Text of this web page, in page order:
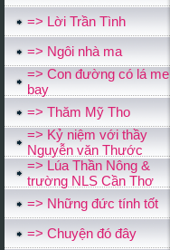
=> Lời Trần Tình
=> Ngôi nhà ma
=> Con đường có lá me
bay
=> Thăm Mỹ Tho
=> Kỷ niệm với thầy
Nguyễn văn Thước
=> Lúa Thần Nông &
trường NLS Cần Thơ
=> Những đức tính tốt
=> Chuyện đó đây